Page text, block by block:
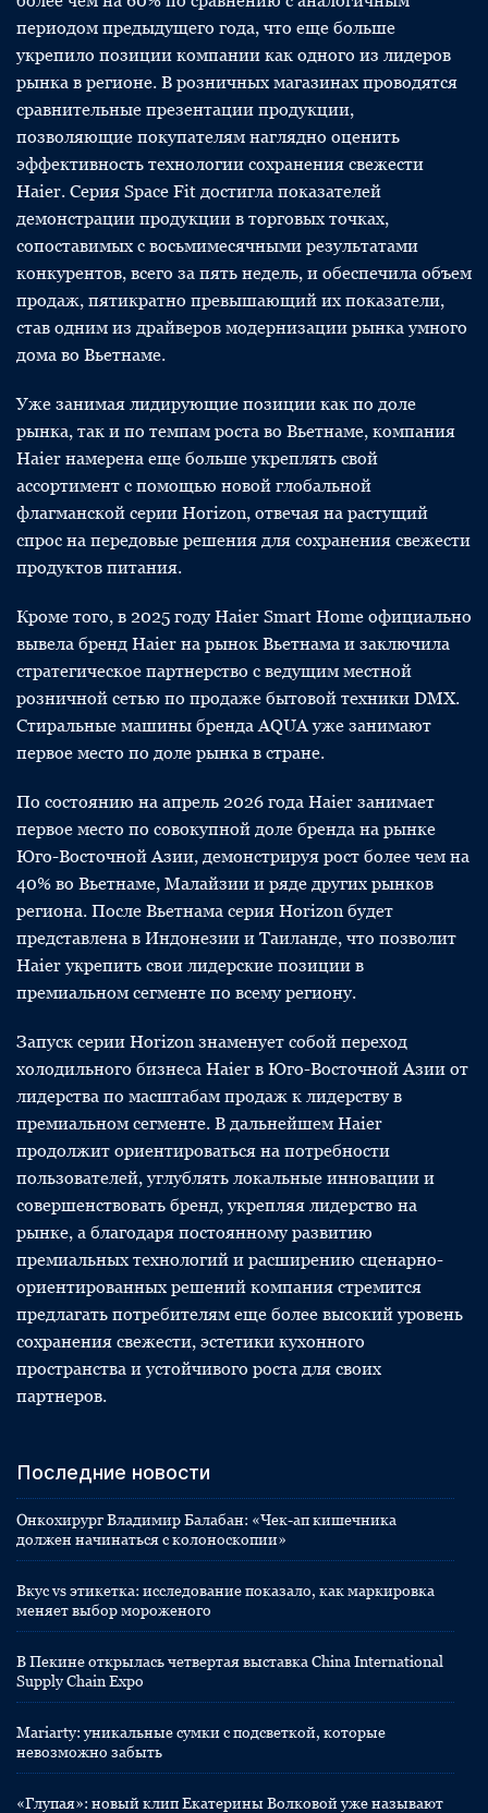
периодом предыдущего года, что еще больше
укрепило позиции компании как одного из лидеров
рынка в регионе. В розничных магазинах проводятся
сравнительные презентации продукции,
позволяющие покупателям наглядно оценить
эффективность технологии сохранения свежести
Haier. Серия Space Fit достигла показателей
демонстрации продукции в торговых точках,
сопоставимых с восьмимесячными результатами
конкурентов, всего за пять недель, и обеспечила объем
продаж, пятикратно превышающий их показатели,
став одним из драйверов модернизации рынка умного
дома во Вьетнаме.
Уже занимая лидирующие позиции как по доле
рынка, так и по темпам роста во Вьетнаме, компания
Haier намерена еще больше укреплять свой
ассортимент с помощью новой глобальной
флагманской серии Horizon, отвечая на растущий
спрос на передовые решения для сохранения свежести
продуктов питания.
Кроме того, в 2025 году Haier Smart Home официально
вывела бренд Haier на рынок Вьетнама и заключила
стратегическое партнерство с ведущим местной
розничной сетью по продаже бытовой техники DMX.
Стиральные машины бренда AQUA уже занимают
первое место по доле рынка в стране.
По состоянию на апрель 2026 года Haier занимает
первое место по совокупной доле бренда на рынке
Юго-Восточной Азии, демонстрируя рост более чем на
40% во Вьетнаме, Малайзии и ряде других рынков
региона. После Вьетнама серия Horizon будет
представлена в Индонезии и Таиланде, что позволит
Haier укрепить свои лидерские позиции в
премиальном сегменте по всему региону.
Запуск серии Horizon знаменует собой переход
холодильного бизнеса Haier в Юго-Восточной Азии от
лидерства по масштабам продаж к лидерству в
премиальном сегменте. В дальнейшем Haier
продолжит ориентироваться на потребности
пользователей, углублять локальные инновации и
совершенствовать бренд, укрепляя лидерство на
рынке, а благодаря постоянному развитию
премиальных технологий и расширению сценарно-
ориентированных решений компания стремится
предлагать потребителям еще более высокий уровень
сохранения свежести, эстетики кухонного
пространства и устойчивого роста для своих
партнеров.
Последние новости
Онкохирург Владимир Балабан: «Чек-ап кишечника
должен начинаться с колоноскопии»
Вкус vs этикетка: исследование показало, как маркировка
меняет выбор мороженого
В Пекине открылась четвертая выставка China International
Supply Chain Expo
Mariarty: уникальные сумки с подсветкой, которые
невозможно забыть
«Глупая»: новый клип Екатерины Волковой уже называют